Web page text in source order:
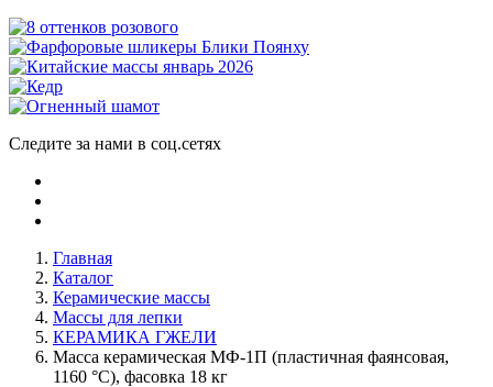
Следите за нами в соц.сетях
Главная
Каталог
Керамические массы
Массы для лепки
КЕРАМИКА ГЖЕЛИ
Масса керамическая МФ-1П (пластичная фаянсовая,
1160 °С), фасовка 18 кг